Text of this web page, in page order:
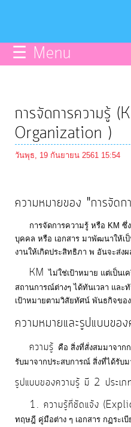
ความ
รู้
การ
การ
ให้
แผนการ
ใช้
งบ
ประมาณ
ประจำ
☰ Menu
การจัดการความรู้
Organization )
วันพุธ, 19 กันยายน 2561 15:54
ความหมายของ "การจัด
การจัดการความรู้ หรือ KM ซึ่งที่
บุคคล หรือ เอกสาร มาพัฒนาให้เ
งานให้เกิดประสิทธิภา พ อันจะส่ง
KMไม่ใช่เป้าหมาย แต่เป็น
สถานการณ์ต่างๆ ได้ทันเวลา แล
เป้าหมายตามวิสัยทัศน์ พันธกิจของ
ความหมายและรูปแบบขอ
ความรู้ คือ สิ่งที่สั่งสมมาจาก
รับมาจากประสบการณ์ สิ่งที่ได้รับ
รูปแบบของความรู้ มี 2 ประเภ
1. ความรู้ที่ชัดแจ้ง
ทฤษฎี คู่มือต่าง ๆ เอกสาร กฏระเ